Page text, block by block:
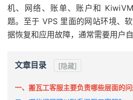
机、网络、账单、账户和
题。至于 VPS 里面的网站环境、
据恢复和应用故障，通常需要用户自
文章目录 [隐藏]
一、搬瓦工客服主要负责哪些层面的问